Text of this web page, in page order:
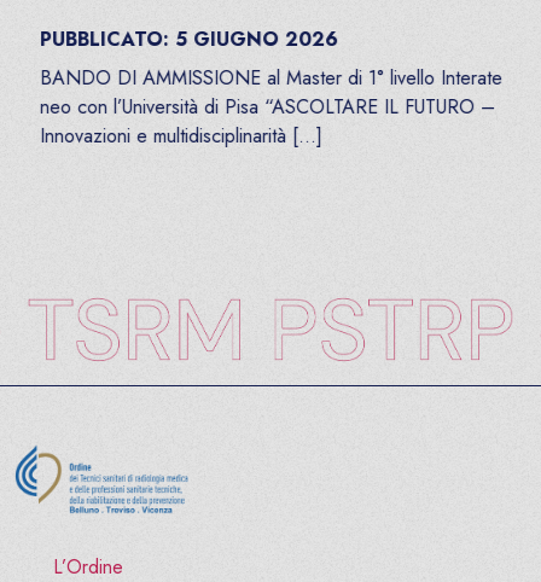
PUBBLICATO: 5 GIUGNO 2026
BANDO DI AMMISSIONE al Master di 1° livello Interate
neo con l’Università di Pisa “ASCOLTARE IL FUTURO –
Innovazioni e multidisciplinarità […]
L’Ordine